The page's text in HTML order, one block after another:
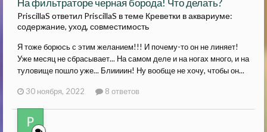
PriscillaS ответил PriscillaS в теме Креветки в аквариуме:
содержание, уход, совместимость
Я тоже борюсь с этим желанием!!! И почему-то он не линяет!
Уже месяц не сбрасывает... На самом деле и на ногах много, и на
туловище пошло уже... Блиииин! Ну вообще не хочу, чтобы он...
30 ноября, 2022 8 ответов